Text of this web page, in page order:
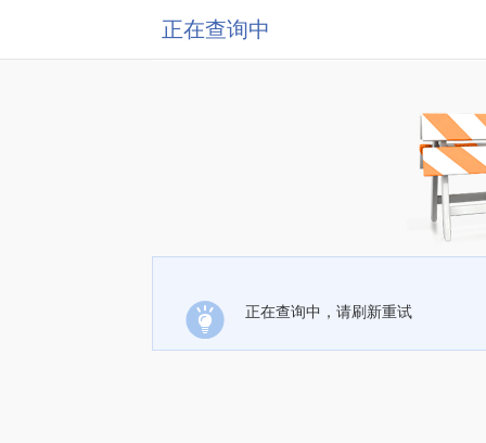
正在查询中
正在查询中，请刷新重试